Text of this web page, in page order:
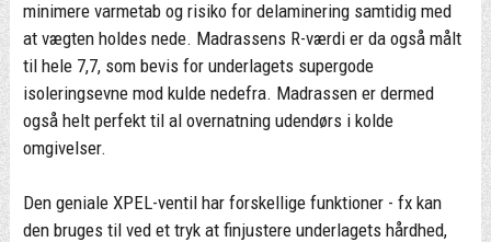
minimere varmetab og risiko for delaminering samtidig med
at vægten holdes nede. Madrassens R-værdi er da også målt
til hele 7,7, som bevis for underlagets supergode
isoleringsevne mod kulde nedefra. Madrassen er dermed
også helt perfekt til al overnatning udendørs i kolde
omgivelser.
Den geniale XPEL-ventil har forskellige funktioner - fx kan
den bruges til ved et tryk at finjustere underlagets hårdhed,